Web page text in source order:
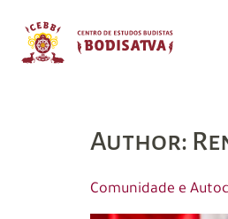
Author:
Comunidade e